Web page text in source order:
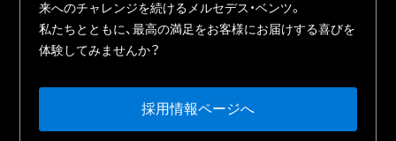
来へのチャレンジを続けるメルセデス・ベンツ。
私たちとともに、最⾼の満⾜をお客様にお届けする喜びを
体験してみませんか？
採⽤情報ページへ